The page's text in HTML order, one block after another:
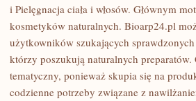
NATURALNA
PIELĘGNACJA
TWARZY
i Pielęgnacja ciała i włosów. Głównym
kosmetyków naturalnych. Bioarp24.pl
użytkowników szukających
którzy poszukują naturalnych preparatów.
tematyczny, ponieważ skupia się na
codzienne potrzeby związane z